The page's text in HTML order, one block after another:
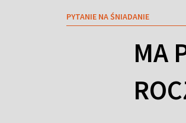
PYTANIE NA ŚNIADANIE
MA